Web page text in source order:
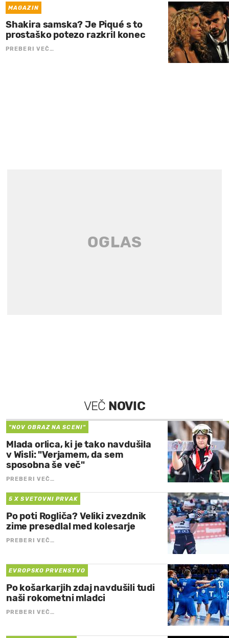
MAGAZIN
Shakira samska? Je Piqué s to
prostaško potezo razkril konec
PREBERI VEČ…
VEČ NOVIC
"NOV OBRAZ NA SCENI"
Mlada orlica, ki je tako navdušila
v Wisli: "Verjamem, da sem
sposobna še več"
PREBERI VEČ…
5 X SVETOVNI PRVAK
Po poti Rogliča? Veliki zvezdnik
zime presedlal med kolesarje
PREBERI VEČ…
EVROPSKO PRVENSTVO
Po košarkarjih zdaj navdušili tudi
naši rokometni mladci
PREBERI VEČ…